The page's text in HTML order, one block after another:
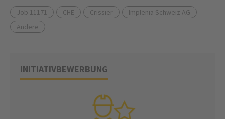
Job 11171 CHE Crissier
Implenia Schweiz AG
Andere
INITIATIVBEWERBUNG